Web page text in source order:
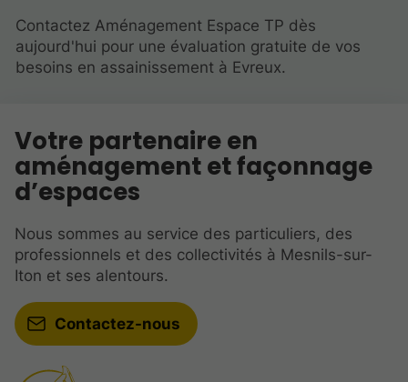
Contactez Aménagement Espace TP dès
aujourd'hui pour une évaluation gratuite de vos
besoins en assainissement à Evreux.
Votre partenaire en
aménagement et façonnage
d’espaces
Nous sommes au service des particuliers, des
professionnels et des collectivités à Mesnils-sur-
Iton et ses alentours.
Contactez-nous